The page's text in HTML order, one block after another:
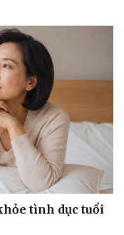
tình dục tuổi